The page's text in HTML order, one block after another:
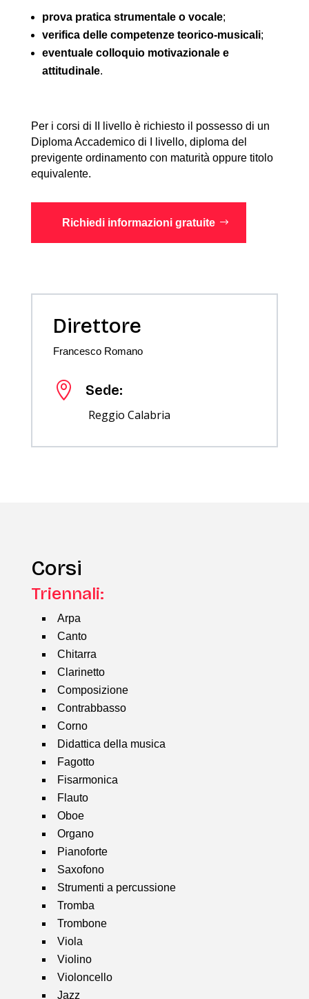
prova pratica strumentale o vocale;
verifica delle competenze teorico-musicali;
eventuale colloquio motivazionale e
attitudinale.
Per i corsi di II livello è richiesto il possesso di un
Diploma Accademico di I livello, diploma del
previgente ordinamento con maturità oppure titolo
equivalente.
Richiedi informazioni gratuite
Direttore
Francesco Romano
 Sede:
Reggio Calabria
Corsi
Triennali:
Arpa
Canto
Chitarra
Clarinetto
Composizione
Contrabbasso
Corno
Didattica della musica
Fagotto
Fisarmonica
Flauto
Oboe
Organo
Pianoforte
Saxofono
Strumenti a percussione
Tromba
Trombone
Viola
Violino
Violoncello
Jazz